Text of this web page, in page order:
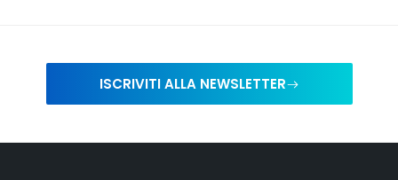
ISCRIVITI ALLA NEWSLETTER